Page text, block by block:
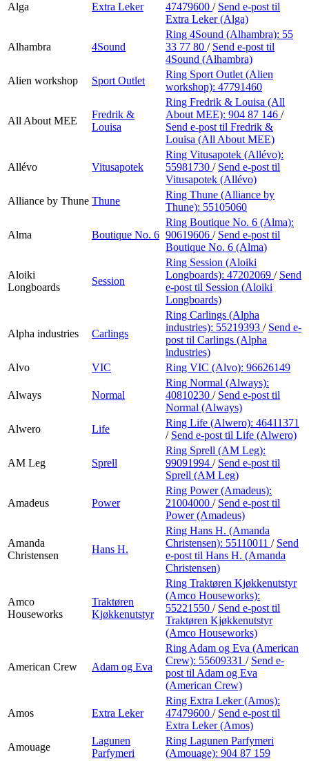
Alga Extra Leker 47479600 / Send e-post til
Extra Leker (Alga)
Alhambra 4Sound
Ring 4Sound (Alhambra): 55
33 77 80 / Send e-post til
4Sound (Alhambra)
Alien workshop
Sport Outlet
Ring Sport Outlet (Alien
workshop): 47791460
All About MEE
Fredrik &
Louisa
Ring Fredrik & Louisa (All
About MEE): 904 87 146 /
Send e-post til Fredrik &
Louisa (All About MEE)
Allévo Vitusapotek
Ring Vitusapotek (Allévo):
55981730 / Send e-post til
Vitusapotek (Allévo)
Alliance by Thune Thune
Ring Thune (Alliance by
Thune): 55105060
Alma Boutique No. 6
Ring Boutique No. 6 (Alma):
90619606 / Send e-post til
Boutique No. 6 (Alma)
Aloiki
Longboards
Session
Ring Session (Aloiki
Longboards): 47202069 / Send
e-post til Session (Aloiki
Longboards)
Alpha industries Carlings
Ring Carlings (Alpha
industries): 55219393 / Send e-
post til Carlings (Alpha
industries)
Alvo
VIC Ring VIC (Alvo): 96626149
Always Normal
Ring Normal (Always):
40810230 / Send e-post til
Normal (Always)
Alwero
Life
Ring Life (Alwero): 46411371
/ Send e-post til Life (Alwero)
AM Leg Sprell
Ring Sprell (AM Leg):
99091994 / Send e-post til
Sprell (AM Leg)
Amadeus Power
Ring Power (Amadeus):
21004000 / Send e-post til
Power (Amadeus)
Amanda
Christensen
Hans H.
Ring Hans H. (Amanda
Christensen): 55110011 / Send
e-post til Hans H. (Amanda
Christensen)
Amco
Houseworks
Traktøren
Kjøkkenutstyr
Ring Traktøren Kjøkkenutstyr
(Amco Houseworks):
55221550 / Send e-post til
Traktøren Kjøkkenutstyr
(Amco Houseworks)
American Crew Adam og Eva
Ring Adam og Eva (American
Crew): 55609331 / Send e-
post til Adam og Eva
(American Crew)
Amos Extra Leker
Ring Extra Leker (Amos):
47479600 / Send e-post til
Extra Leker (Amos)
Amouage
Lagunen
Parfymeri
Ring Lagunen Parfymeri
(Amouage): 904 87 159